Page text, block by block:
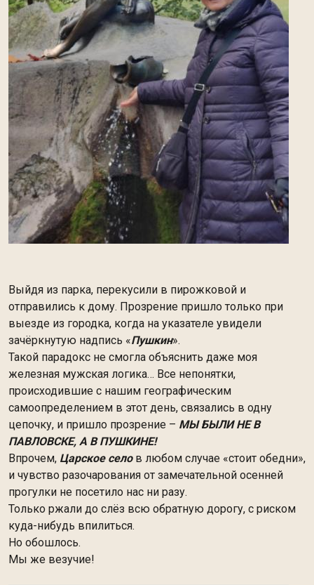
Выйдя из парка, перекусили в пирожковой и
отправились к дому. Прозрение пришло только при
выезде из городка, когда на указателе увидели
зачёркнутую надпись «Пушкин».
Такой парадокс не смогла объяснить даже моя
железная мужская логика… Все непонятки,
происходившие с нашим географическим
самоопределением в этот день, связались в одну
цепочку, и пришло прозрение – МЫ БЫЛИ НЕ В
ПАВЛОВСКЕ, А В ПУШКИНЕ!
Впрочем, Царское селов любом случае «стоит обедни»,
и чувство разочарования от замечательной осенней
прогулки не посетило нас ни разу.
Только ржали до слёз всю обратную дорогу, с риском
куда-нибудь впилиться.
Но обошлось.
Мы же везучие!